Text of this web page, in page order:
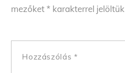
mezőket* karakterrel jelöltük
Hozzászólás *